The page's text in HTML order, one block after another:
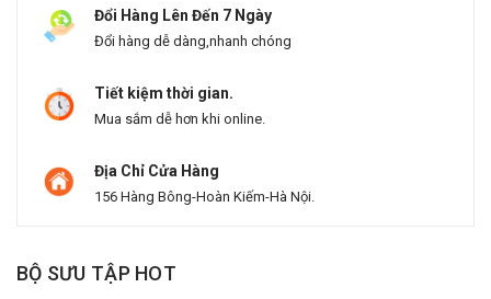
Đổi Hàng Lên Đến 7 Ngày
Đổi hàng dễ dàng,nhanh chóng
Tiết kiệm thời gian.
Mua sắm dễ hơn khi online.
Địa Chỉ Cửa Hàng
156 Hàng Bông-Hoàn Kiếm-Hà Nội.
BỘ SƯU TẬP HOT